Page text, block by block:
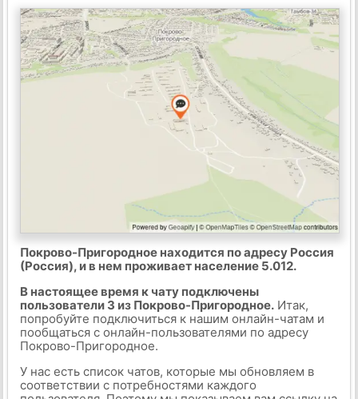
Покрово-Пригородное находится по адресу Россия
(Россия), и в нем проживает население 5.012.
В настоящее время к чату подключены
пользователи 3 из Покрово-Пригородное.Итак,
попробуйте подключиться к нашим онлайн-чатам и
пообщаться с онлайн-пользователями по адресу
Покрово-Пригородное.
У нас есть список чатов, которые мы обновляем в
соответствии с потребностями каждого